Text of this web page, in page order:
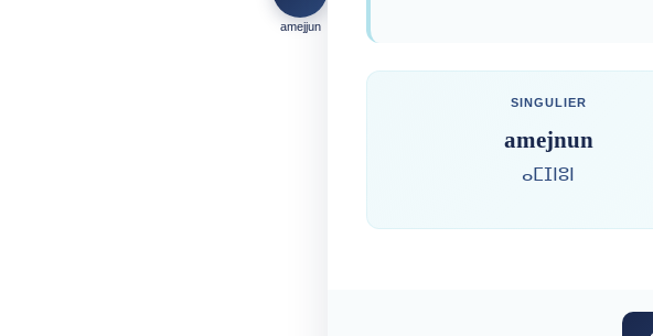
amejjun
SINGULIER
amejnun
ⴰⵎⵊⵏⵓⵏ